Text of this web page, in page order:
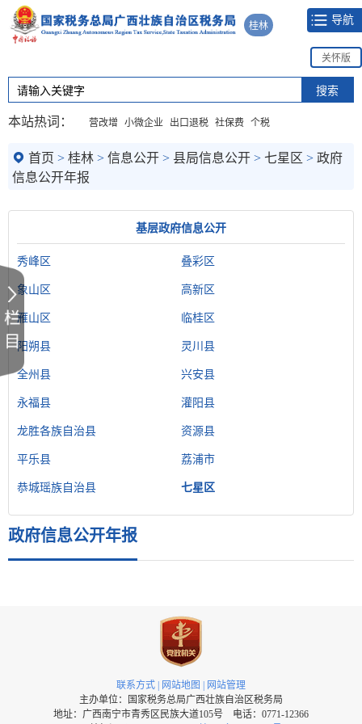
桂林
导航
关怀版
本站热词： 营改增 小微企业 出口退税 社保费 个税
首页 > 桂林 > 信息公开 > 县局信息公开 > 七星区 > 政府
信息公开年报
基层政府信息公开
秀峰区 叠彩区
象山区 高新区
雁山区 临桂区
阳朔县 灵川县
全州县 兴安县
永福县 灌阳县
龙胜各族自治县 资源县
平乐县 荔浦市
恭城瑶族自治县 七星区
政府信息公开年报
联系方式 | 网站地图 | 网站管理
主办单位：国家税务总局广西壮族自治区税务局
地址：广西南宁市青秀区民族大道105号 电话：0771-12366